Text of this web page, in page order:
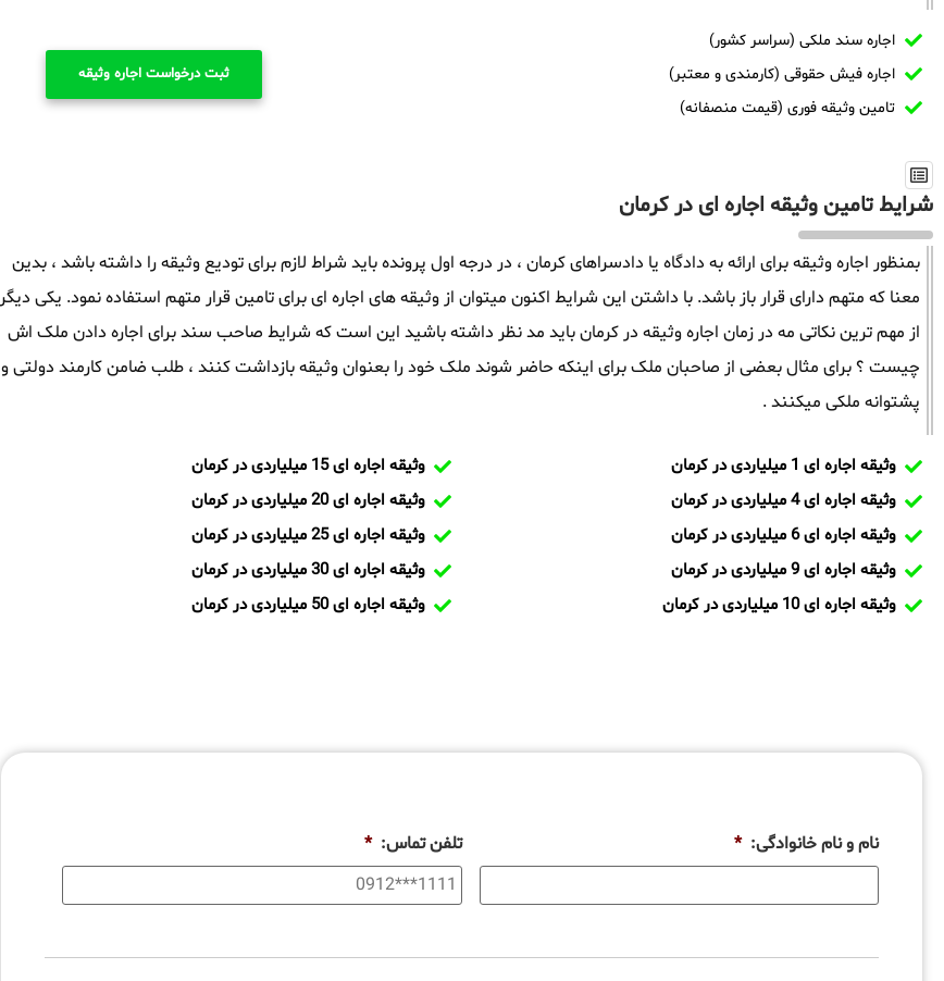
اجاره سند ملکی (سراسر کشور)
اجاره فیش حقوقی (کارمندی و معتبر)
تامین وثیقه فوری (قیمت منصفانه)
ثبت درخواست اجاره وثیقه
شرایط تامین وثیقه اجاره ای در کرمان
بمنظور اجاره وثیقه برای ارائه به دادگاه یا دادسراهای کرمان ، در درجه اول پرونده باید شراط لازم برای تودیع وثیقه را داشته باشد ، بدین
معنا که متهم دارای قرار باز باشد. با داشتن این شرایط اکنون میتوان از وثیقه های اجاره ای برای تامین قرار متهم استفاده نمود. یکی دیگر
از مهم ترین نکاتی مه در زمان اجاره وثیقه در کرمان باید مد نظر داشته باشید این است که شرایط صاحب سند برای اجاره دادن ملک اش
چیست ؟ برای مثال بعضی از صاحبان ملک برای اینکه حاضر شوند ملک خود را بعنوان وثیقه بازداشت کنند ، طلب ضامن کارمند دولتی و
پشتوانه ملکی میکنند .
وثیقه اجاره ای 1 میلیاردی در کرمان
وثیقه اجاره ای 4 میلیاردی در کرمان
وثیقه اجاره ای 6 میلیاردی در کرمان
وثیقه اجاره ای 9 میلیاردی در کرمان
وثیقه اجاره ای 10 میلیاردی در کرمان
وثیقه اجاره ای 15 میلیاردی در کرمان
وثیقه اجاره ای 20 میلیاردی در کرمان
وثیقه اجاره ای 25 میلیاردی در کرمان
وثیقه اجاره ای 30 میلیاردی در کرمان
وثیقه اجاره ای 50 میلیاردی در کرمان
نام و نام خانوادگی: * تلفن تماس: *